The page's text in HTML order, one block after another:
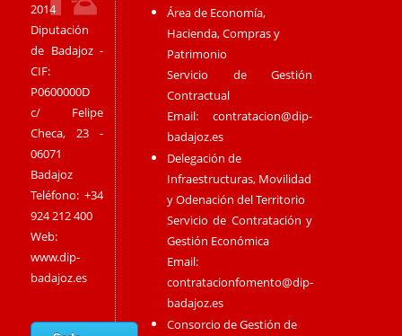
2014
Diputación
de Badajoz -
CIF:
P0600000D
c/ Felipe
Checa, 23 -
06071
Badajoz
Teléfono: +34
924 212 400
Web:
www.dip-
badajoz.es
Área de Economía,
Hacienda, Compras y
Patrimonio
Servicio de Gestión
Contractual
Email:contratacion@dip-
badajoz.es
Delegación de
Infraestructuras, Movilidad
y Odenación del Territorio
Servicio de Contratación y
Gestión Económica
Email:
contratacionfomento@dip-
badajoz.es
Consorcio de Gestión de